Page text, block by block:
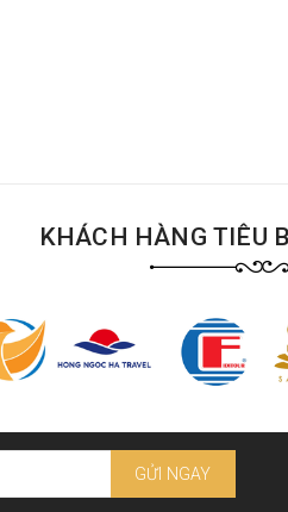
KHÁCH HÀNG TIÊU
GỬI NGAY